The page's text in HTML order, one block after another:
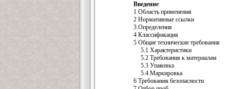
Введение
1 Область применения
2 Нормативные ссылки
3 Определения
4 Классификация
5 Общие технические требования
5.1 Характеристики
5.2 Требования к материалам
5.3 Упаковка
5.4 Маркировка
6 Требования безопасности